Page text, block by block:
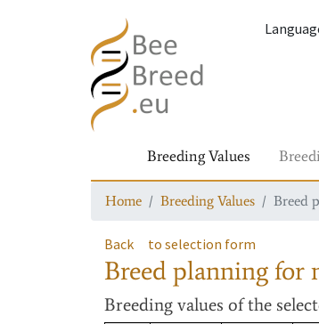
Breeding Values
Home Breeding Values Breed
Back to selection form
Breed planning for
Breeding values of the